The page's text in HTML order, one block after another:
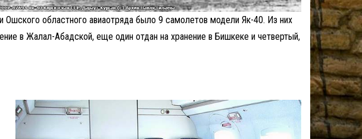
Ошского областного авиаотряда было 9 самолетов модели Як-40. Из них
в Жалал-Абадской, еще один отдан на хранение в Бишкеке и четвертый,